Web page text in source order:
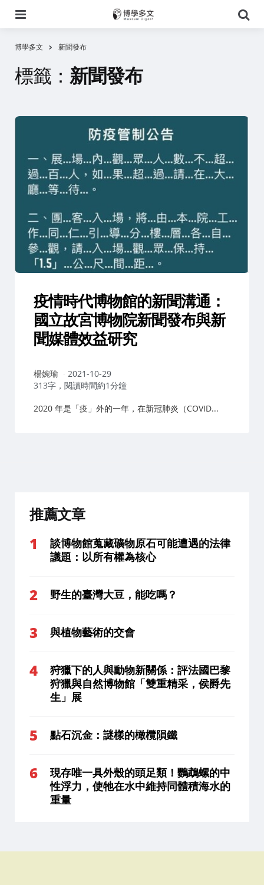
尋
博學多文 新聞發布
標籤： 新聞發布
疫情時代博物館的新聞溝通：
國立故宮博物院新聞發布與新
聞媒體效益研究
作
者：
楊婉瑜
2021-10-29
313字，閱讀時間約1分鐘
2020 年是「疫」外的一年，在新冠肺炎（COVID...
推薦文章
談博物館蒐藏礦物原石可能遭遇的法律
議題：以所有權為核心
野生的臺灣大豆，能吃嗎？
與植物藝術的交會
狩獵下的人與動物新關係：評法國巴黎
狩獵與自然博物館「雙重精采，侯爵先
生」展
點石沉金：謎樣的橄欖隕鐵
現存唯一具外殼的頭足類！鸚鵡螺的中
性浮力，使牠在水中維持同體積海水的
重量